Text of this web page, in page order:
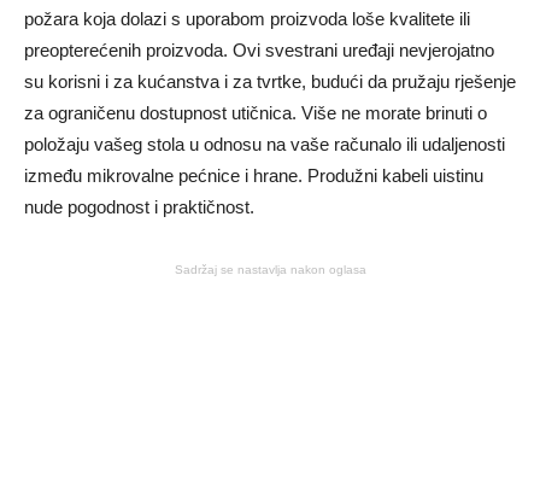
požara koja dolazi s uporabom proizvoda loše kvalitete ili
preopterećenih proizvoda. Ovi svestrani uređaji nevjerojatno
su korisni i za kućanstva i za tvrtke, budući da pružaju rješenje
za ograničenu dostupnost utičnica. Više ne morate brinuti o
položaju vašeg stola u odnosu na vaše računalo ili udaljenosti
između mikrovalne pećnice i hrane. Produžni kabeli uistinu
nude pogodnost i praktičnost.
Sadržaj se nastavlja nakon oglasa